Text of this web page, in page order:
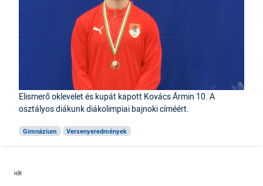
Elismerő oklevelet és kupát kapott Kovács Ármin 10. A
osztályos diákunk diákolimpiai bajnoki címéért.
Gimnázium Versenyeredmények